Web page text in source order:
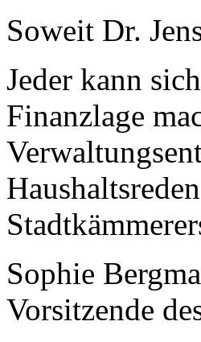
Soweit Dr.
Jeder kann
Finanzlage
Sophie
Vorsitzende